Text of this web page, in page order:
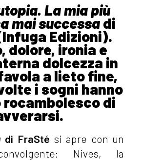
La mia più
mai successadi
Edizioni).
dolore, ironia e
dolcezza in
a lieto fine,
i sogni hanno
rocambolesco di
di FraSté si apre con un
Nives, la